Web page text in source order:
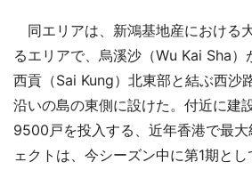
同エリアは、新鴻基地産における
るエリアで、烏溪沙（Wu Kai Sha）
西貢（Sai Kung）北東部と結ぶ西沙
沿いの島の東側に設けた。付近に建
9500戸を投入する、近年香港で最
ェクトは、今シーズン中に第1期と